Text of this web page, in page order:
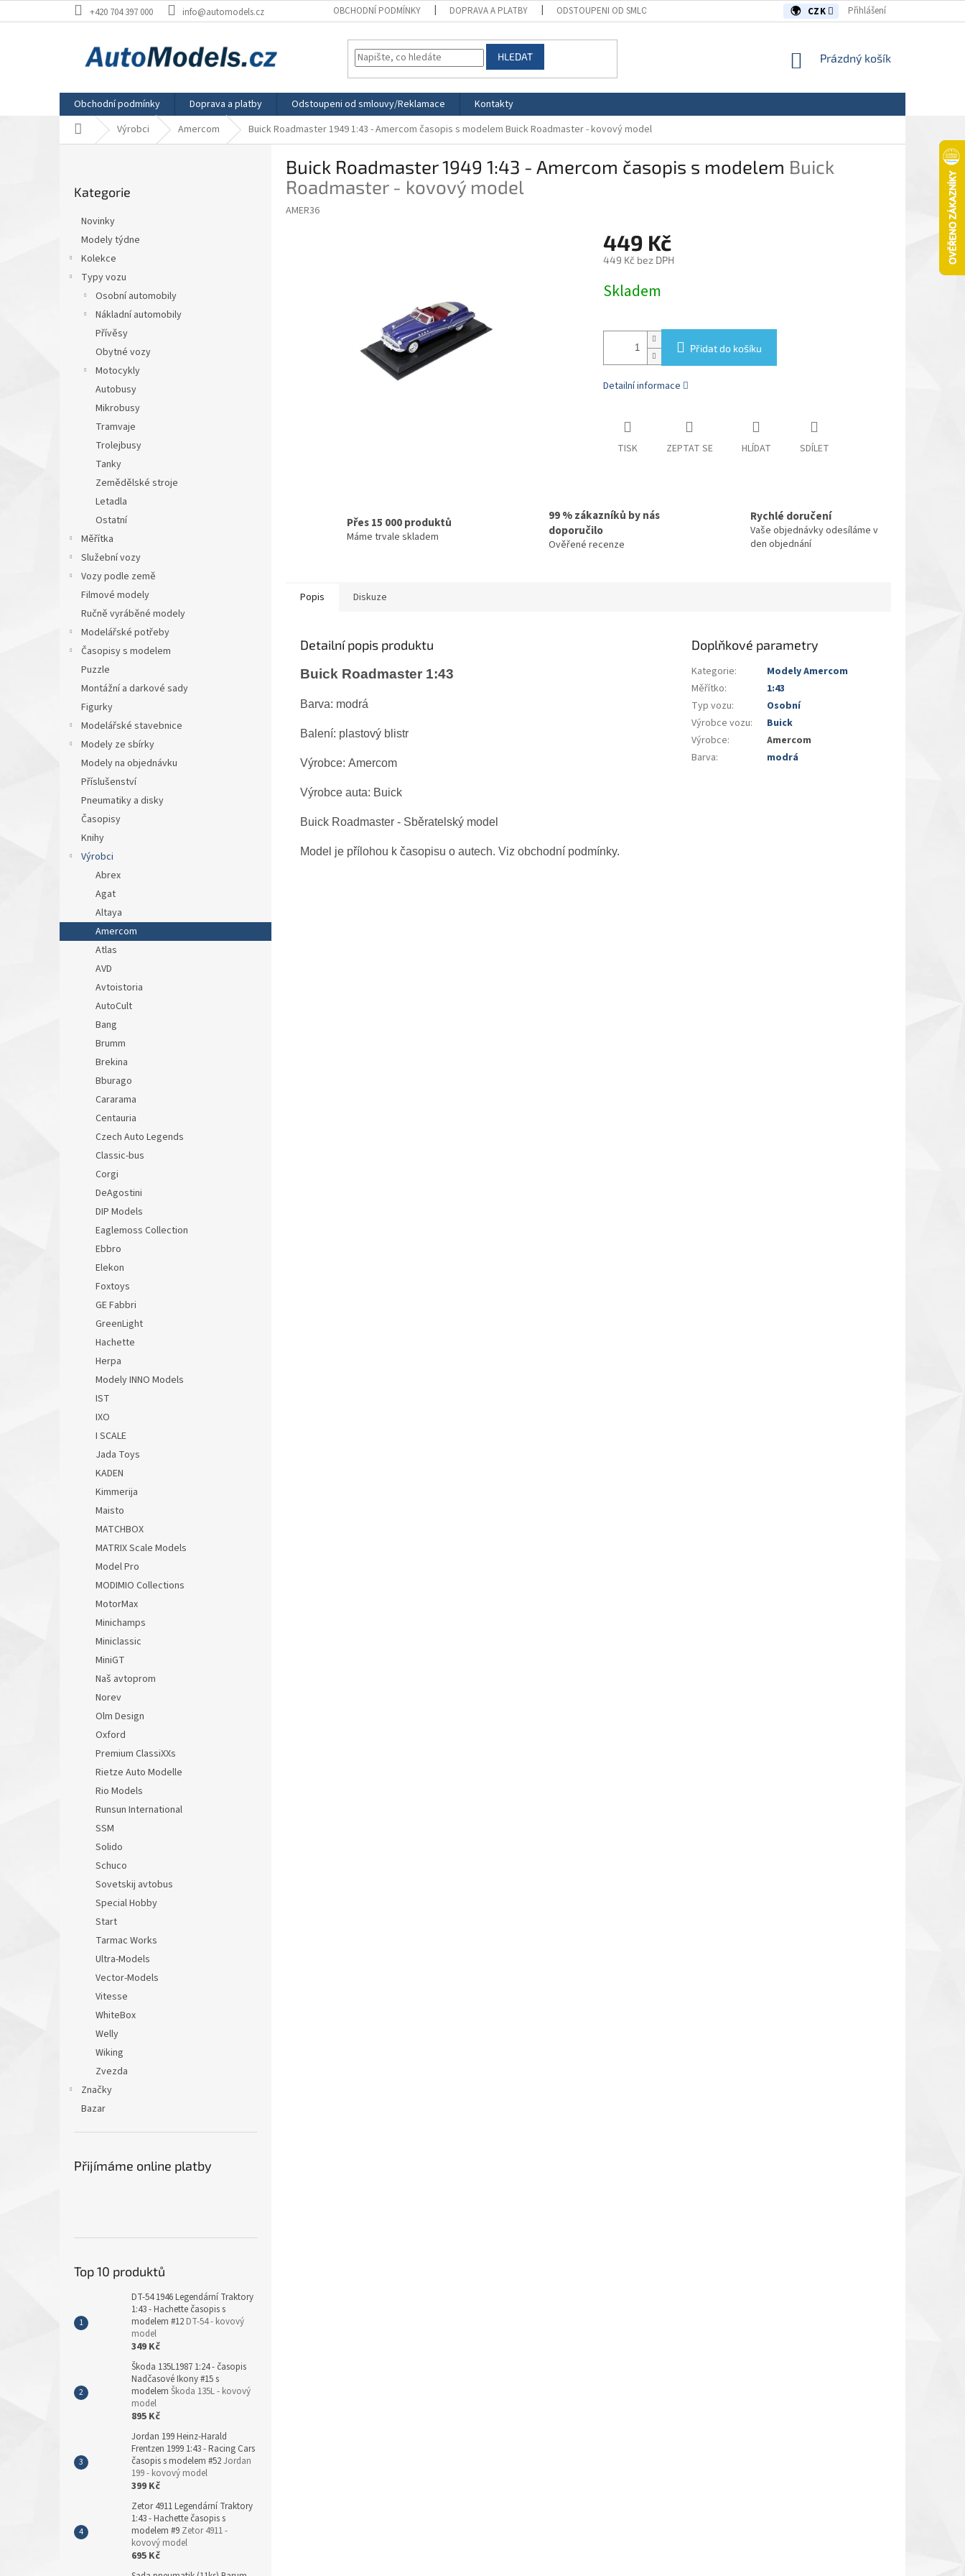
na
+420 704 397 000 info@automodels.cz OBCHODNÍ PODMÍNKY DOPRAVA A PLATBY ODSTOUPENI OD SMLOUVY/REKLAMACE CZK Přihlášení
HLEDAT
NÁKUPNÍ
Prázdný košík
Obchodní podmínky Doprava a platby Odstoupeni od smlouvy/Reklamace
Kontakty
Domů Výrobci Amercom Buick Roadmaster 1949 1:43 - Amercom časopis s modelem Buick Roadmaster - kovový model
kategorie
Kategorie
Novinky
Modely týdne
Kolekce
Typy vozu
Osobní automobily
Nákladní automobily
Přívěsy
Obytné vozy
Motocykly
Autobusy
Mikrobusy
Tramvaje
Trolejbusy
Tanky
Zemědělské stroje
Letadla
Ostatní
Měřítka
Služební vozy
Vozy podle země
Filmové modely
Ručně vyráběné modely
Modelářské potřeby
Časopisy s modelem
Puzzle
Montážní a darkové sady
Figurky
Modelářské stavebnice
Modely ze sbírky
Modely na objednávku
Příslušenství
Pneumatiky a disky
Časopisy
Knihy
Výrobci
Abrex
Agat
Altaya
Amercom
Atlas
AVD
Avtoistoria
AutoCult
Bang
Brumm
Brekina
Bburago
Cararama
Centauria
Czech Auto Legends
Classic-bus
Corgi
DeAgostini
DIP Models
Eaglemoss Collection
Ebbro
Elekon
Foxtoys
GE Fabbri
GreenLight
Hachette
Herpa
Modely INNO Models
IST
IXO
I SCALE
Jada Toys
KADEN
Kimmerija
Maisto
MATCHBOX
MATRIX Scale Models
Model Pro
MODIMIO Collections
MotorMax
Minichamps
Miniclassic
MiniGT
Naš avtoprom
Norev
Olm Design
Oxford
Premium ClassiXXs
Rietze Auto Modelle
Rio Models
Runsun International
SSM
Solido
Schuco
Sovetskij avtobus
Special Hobby
Start
Tarmac Works
Ultra-Models
Vector-Models
Vitesse
WhiteBox
Welly
Wiking
Zvezda
Značky
Bazar
Přijímáme online platby
Top 10 produktů
DT-54 1946 Legendární Traktory
1:43 - Hachette časopis s
modelem #12 DT-54 - kovový
model
349 Kč
Škoda 135L1987 1:24 - časopis
Nadčasové Ikony #15 s
modelem Škoda 135L - kovový
model
895 Kč
Jordan 199 Heinz-Harald
Frentzen 1999 1:43 - Racing Cars
časopis s modelem #52Jordan
199 - kovový model
399 Kč
Zetor 4911 Legendární Traktory
1:43 - Hachette časopis s
modelem #9 Zetor 4911 -
kovový model
695 Kč
Buick Roadmaster 1949 1:43 - Amercom časopis s modelem Buick
Roadmaster - kovový model
AMER36
449 Kč
449 Kč bez DPH
cena:
Skladem
Přidat do košíku
Detailní informace
TISK ZEPTAT SE HLÍDAT SDÍLET
Přes 15 000 produktů
Máme trvale skladem
99 % zákazníků by nás
doporučilo
Ověřené recenze
Rychlé doručení
Vaše objednávky odesíláme v
den objednání
Popis Diskuze
Detailní popis produktu
Buick Roadmaster 1:43
Barva: modrá
Balení: plastový blistr
Výrobce: Amercom
Výrobce auta: Buick
Buick Roadmaster - Sběratelský model
Model je přílohou k časopisu o autech. Viz obchodní podmínky.
Doplňkové parametry
Kategorie:
Modely Amercom
Měřítko:
1:43
Typ vozu:
Osobní
Výrobce vozu:
Buick
Výrobce:
Amercom
Barva: modrá